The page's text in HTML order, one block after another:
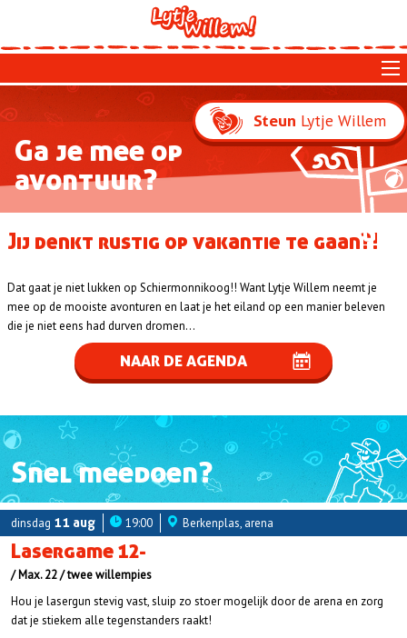
main
Steun Lytje Willem
Ga je mee op
avontuur?
Jij denkt rustig op vakantie te gaan?!
Dat gaat je niet lukken op Schiermonnikoog!! Want Lytje Willem neemt je
mee op de mooiste avonturen en laat je het eiland op een manier beleven
die je niet eens had durven dromen...
NAAR DE AGENDA
Snel meedoen?
dinsdag 11 aug 19:00 Berkenplas, arena
Lasergame 12-
Max. 22
twee willempies
Hou je lasergun stevig vast, sluip zo stoer mogelijk door de arena en zorg
dat je stiekem alle tegenstanders raakt!